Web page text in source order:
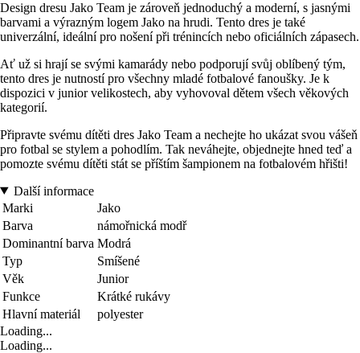
Design dresu Jako Team je zároveň jednoduchý a moderní, s jasnými
barvami a výrazným logem Jako na hrudi. Tento dres je také
univerzální, ideální pro nošení při trénincích nebo oficiálních zápasech.
Ať už si hrají se svými kamarády nebo podporují svůj oblíbený tým,
tento dres je nutností pro všechny mladé fotbalové fanoušky. Je k
dispozici v junior velikostech, aby vyhovoval dětem všech věkových
kategorií.
Připravte svému dítěti dres Jako Team a nechejte ho ukázat svou vášeň
pro fotbal se stylem a pohodlím. Tak neváhejte, objednejte hned teď a
pomozte svému dítěti stát se příštím šampionem na fotbalovém hřišti!
Další informace
Marki
Jako
Barva
námořnická modř
Dominantní barva Modrá
Typ
Smíšené
Věk
Junior
Funkce
Krátké rukávy
Hlavní materiál
polyester
Loading...
Loading...